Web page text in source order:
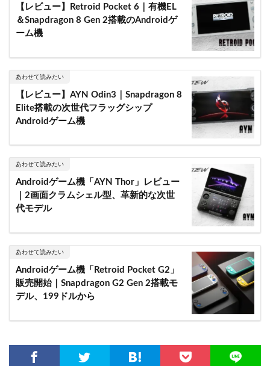
【レビュー】Retroid Pocket 6｜有機EL
＆Snapdragon 8 Gen 2搭載のAndroidゲ
ーム機
あわせて読みたい
【レビュー】AYN Odin3｜Snapdragon 8
Elite搭載の次世代フラッグシップ
Androidゲーム機
あわせて読みたい
Androidゲーム機「AYN Thor」レビュー
｜2画面クラムシェル型、革新的な次世
代モデル
あわせて読みたい
Androidゲーム機「Retroid Pocket G2」
販売開始｜Snapdragon G2 Gen 2搭載モ
デル、199ドルから